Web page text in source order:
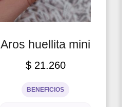
Aros huellita mini
$21.260
BENEFICIOS